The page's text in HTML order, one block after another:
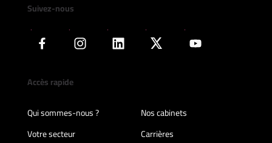
Suivez-nous
Accès rapide
Qui sommes-nous ?
Nos cabinets
Votre secteur
Carrières